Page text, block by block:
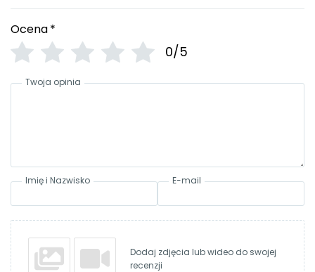
Ocena*
0/5
Twoja opinia
Imię i Nazwisko E-mail
Dodaj zdjęcia lub wideo do swojej
recenzji